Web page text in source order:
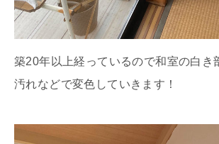
築20年以上経っているので和室の白き
汚れなどで変色していきます！